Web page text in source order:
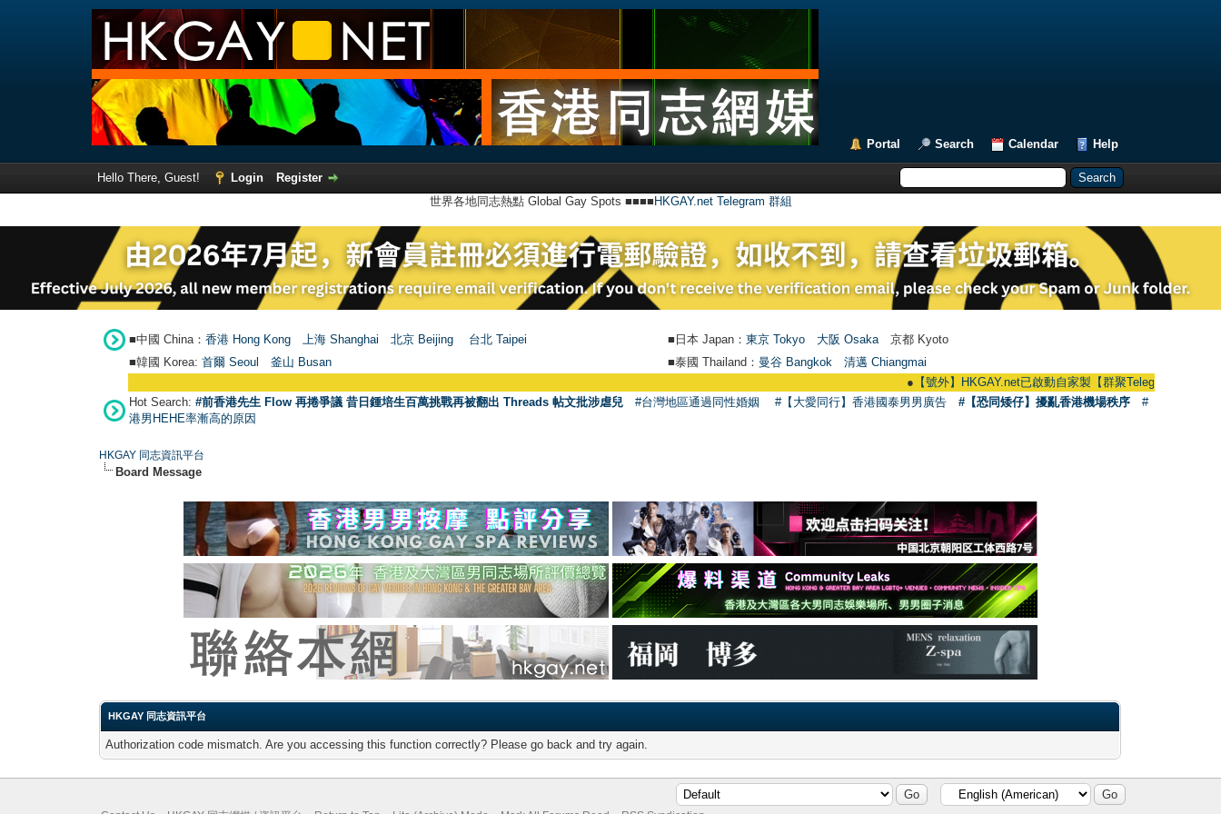
Portal Search Calendar Help
Hello There, Guest! Login
Register
世界各地同志熱點 Global Gay Spots ■■■■ HKGAY.net Telegram 群組
■中國 China： 香港 Hong Kong 上海 Shanghai 北京 Beijing 台北 Taipei ■日本 Japan： 東京 Tokyo 大阪 Osaka 京都 Kyoto
■韓國 Korea: 首爾 Seou 釜山 Busan ■泰國 Thailand： 曼谷 Bangkok
清邁 Chiangmai
【號外】HKGAY.net已啟動自家製【群聚Telegram群組】
Hot Search: #前香港先生 Flow 再捲爭議 昔日鍾培生百萬挑戰再被翻出 Threads 帖文批涉虐兒 #台灣地區通過同性婚姻 #【大愛同行】香港國泰男男廣告 #【恐同矮仔】擾亂香港機場秩序
#
港男HEHE率漸高的原因
HKGAY 同志資訊平台
Board Message
HKGAY 同志資訊平台
Authorization code mismatch. Are you accessing this function correctly? Please go back and try again.